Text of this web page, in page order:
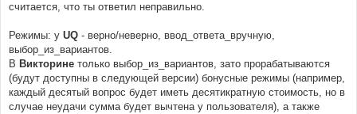
считается, что ты ответил неправильно.
Режимы: у UQ - верно/неверно, ввод_ответа_вручную,
выбор_из_вариантов.
В Викторине только выбор_из_вариантов, зато прорабатываются
(будут доступны в следующей версии) бонусные режимы (например,
каждый десятый вопрос будет иметь десятикратную стоимость, но в
случае неудачи сумма будет вычтена у пользователя), а также